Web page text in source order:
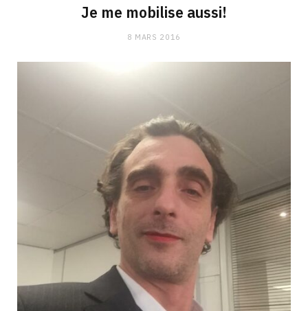
Je me mobilise aussi!
8 MARS 2016